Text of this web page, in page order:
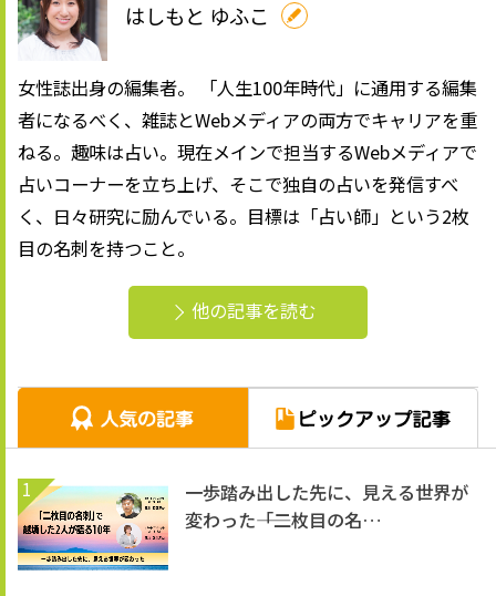
はしもと ゆふこ
女性誌出身の編集者。 「人生100年時代」に通用する編集
者になるべく、雑誌とWebメディアの両方でキャリアを重
ねる。趣味は占い。現在メインで担当するWebメディアで
占いコーナーを立ち上げ、そこで独自の占いを発信すべ
く、日々研究に励んでいる。目標は「占い師」という2枚
目の名刺を持つこと。
他の記事を読む
1
一歩踏み出した先に、見える世界が
変わった――「二枚目の名…